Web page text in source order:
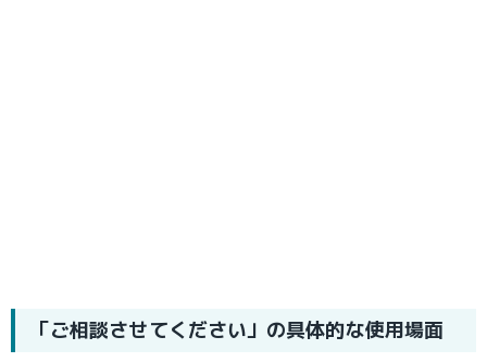
「ご相談させてください」の具体的な使用場面